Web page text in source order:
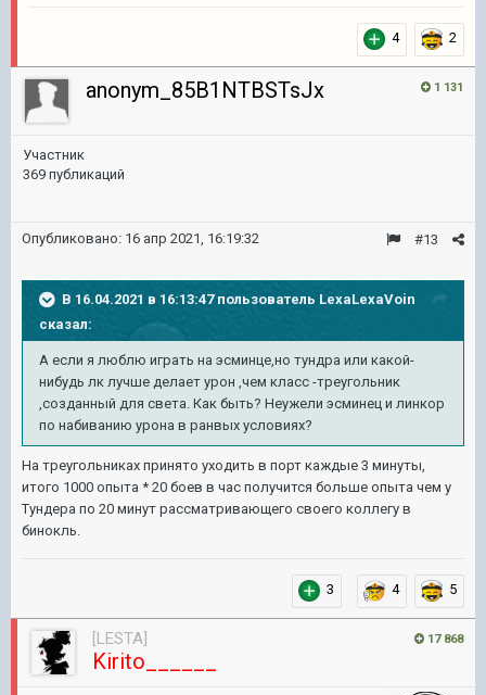
4 2
1 131
anonym_85B1NTBSTsJx
Участник
369 публикаций
#13
Опубликовано: 16 апр 2021, 16:19:32
В 16.04.2021 в 16:13:47 пользователь LexaLexaVoin
сказал:
А если я люблю играть на эсминце,но тундра или какой-
нибудь лк лучше делает урон ,чем класс -треугольник
,созданный для света. Как быть? Неужели эсминец и линкор
по набиванию урона в ранвых условиях?
На треугольниках принято уходить в порт каждые 3 минуты,
итого 1000 опыта * 20 боев в час получится больше опыта чем у
Тундера по 20 минут рассматривающего своего коллегу в
бинокль.
3 4 5
17 868
[LESTA]
Kirito______